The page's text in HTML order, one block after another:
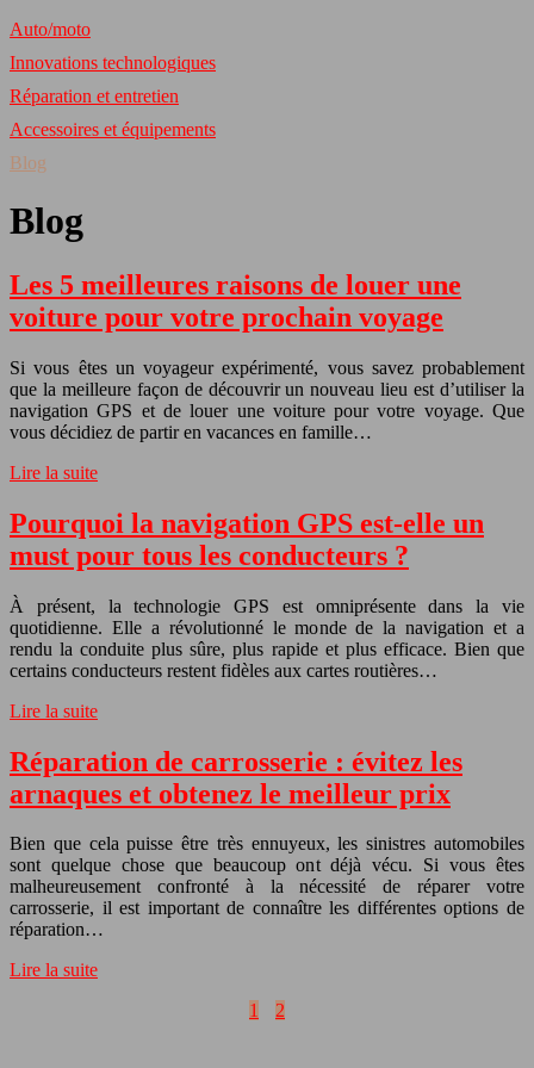
Auto/moto
Innovations technologiques
Réparation et entretien
Accessoires et équipements
Blog
Blog
Les 5 meilleures raisons de louer une
voiture pour votre prochain voyage
Si vous êtes un voyageur expérimenté, vous savez probablement
que la meilleure façon de découvrir un nouveau lieu est d’utiliser la
navigation GPS et de louer une voiture pour votre voyage. Que
vous décidiez de partir en vacances en famille…
Lire la suite
Pourquoi la navigation GPS est-elle un
must pour tous les conducteurs ?
À présent, la technologie GPS est omniprésente dans la vie
quotidienne. Elle a révolutionné le monde de la navigation et a
rendu la conduite plus sûre, plus rapide et plus efficace. Bien que
certains conducteurs restent fidèles aux cartes routières…
Lire la suite
Réparation de carrosserie : évitez les
arnaques et obtenez le meilleur prix
Bien que cela puisse être très ennuyeux, les sinistres automobiles
sont quelque chose que beaucoup ont déjà vécu. Si vous êtes
malheureusement confronté à la nécessité de réparer votre
carrosserie, il est important de connaître les différentes options de
réparation…
Lire la suite
1
2